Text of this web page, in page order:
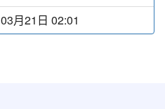
03月21日 02:01